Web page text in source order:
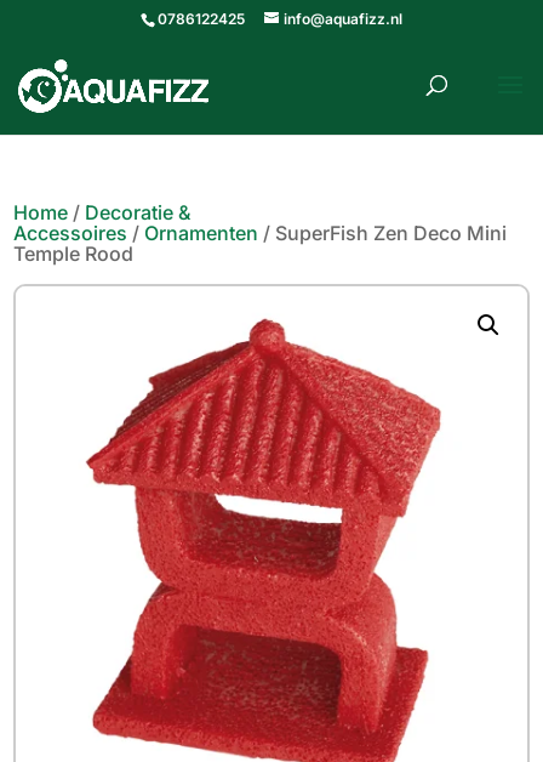
0786122425 info@aquafizz.nl
Home / Decoratie &
Accessoires / Ornamenten / SuperFish Zen Deco Mini
Temple Rood